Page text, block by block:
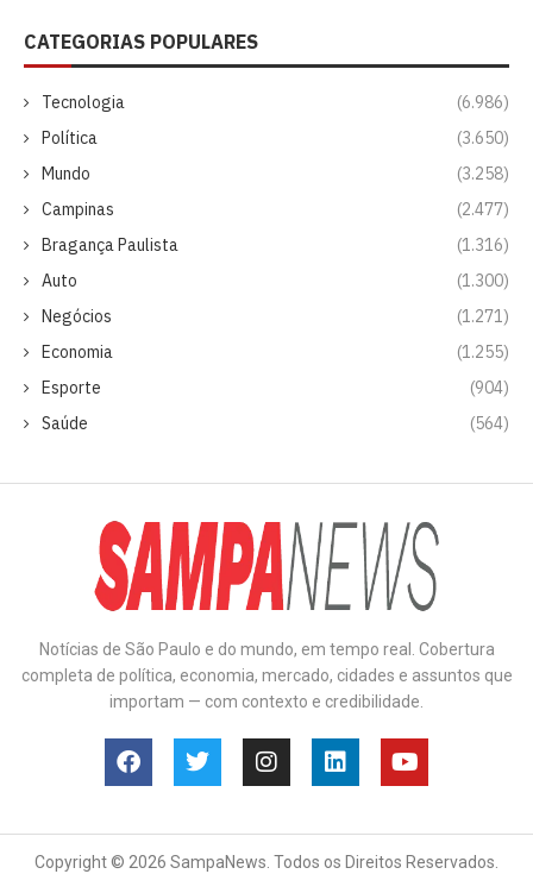
CATEGORIAS POPULARES
Tecnologia
(6.986)
Política
(3.650)
Mundo
(3.258)
Campinas
(2.477)
Bragança Paulista
(1.316)
Auto
(1.300)
Negócios
(1.271)
Economia
(1.255)
Esporte
(904)
Saúde
(564)
Notícias de São Paulo e do mundo, em tempo real. Cobertura
completa de política, economia, mercado, cidades e assuntos que
importam — com contexto e credibilidade.
Copyright © 2026 SampaNews. Todos os Direitos Reservados.